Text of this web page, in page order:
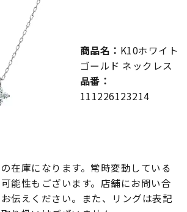
すべて表示
商品名： K10ホワイト
ゴールド ネックレス
品番：
111226123214
在庫になります。常時変動している
能性もございます。店舗にお問い合
伝えください。また、リングは表記